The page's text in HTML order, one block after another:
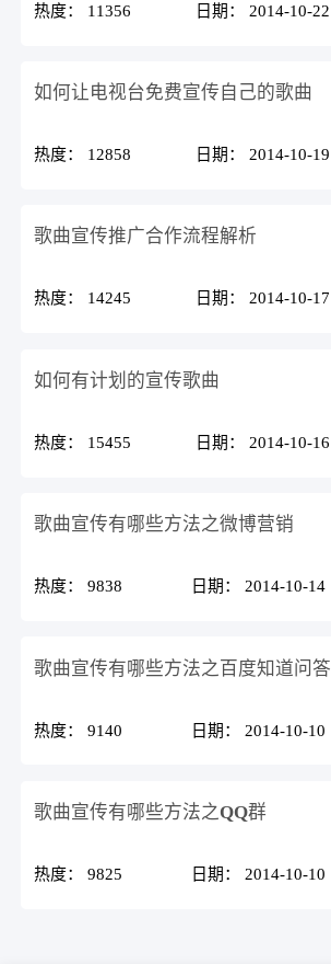
热度： 11356 日期： 2014-10-22
如何让电视台免费宣传自己的歌曲
热度： 12858 日期： 2014-10-19
歌曲宣传推广合作流程解析
热度： 14245 日期： 2014-10-17
如何有计划的宣传歌曲
热度： 15455 日期： 2014-10-16
歌曲宣传有哪些方法之微博营销
热度： 9838 日期： 2014-10-14
歌曲宣传有哪些方法之百度知道问答
热度： 9140 日期： 2014-10-10
歌曲宣传有哪些方法之QQ群
热度： 9825 日期： 2014-10-10